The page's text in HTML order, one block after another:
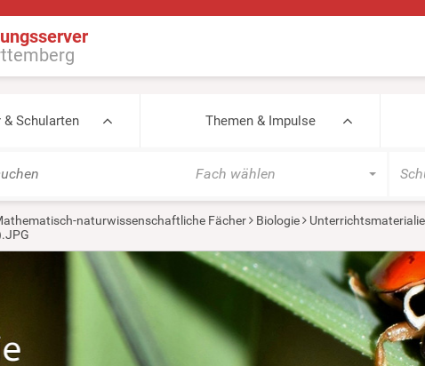
& Schularten Themen & Impulse
Fach wählen
naturwissenschaftliche Fächer Biologie